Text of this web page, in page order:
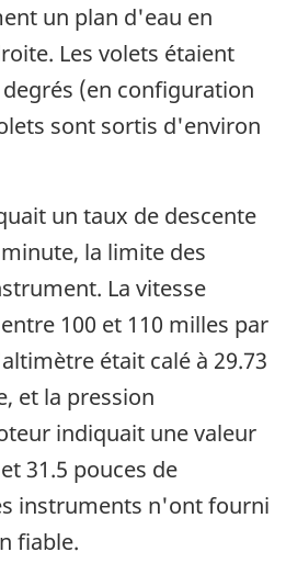
un plan d'eau en
Les volets étaient
(en configuration
sont sortis d'environ
un taux de descente
la limite des
La vitesse
100 et 110 milles par
était calé à 29.73
et la pression
indiquait une valeur
31.5 pouces de
instruments n'ont fourni
fiable.